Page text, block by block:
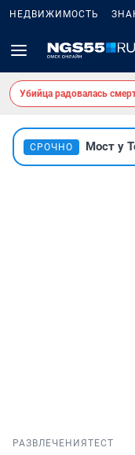
НЕДВИЖИМОСТЬ
Убийца радовалась
СРОЧНО Мост у
РАЗВЛЕЧЕНИЯ ТЕСТ